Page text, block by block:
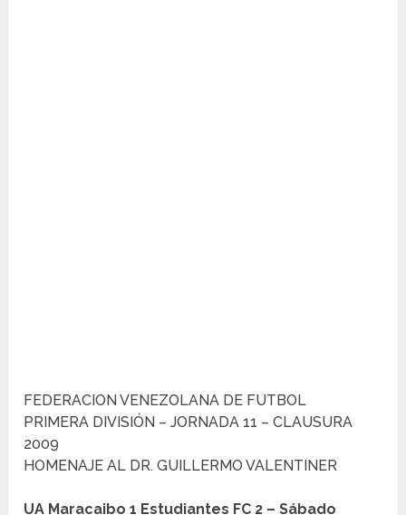
FEDERACION VENEZOLANA DE FUTBOL
PRIMERA DIVISIÓN – JORNADA 11 – CLAUSURA
2009
HOMENAJE AL DR. GUILLERMO VALENTINER
UA Maracaibo 1 Estudiantes FC 2 – Sábado